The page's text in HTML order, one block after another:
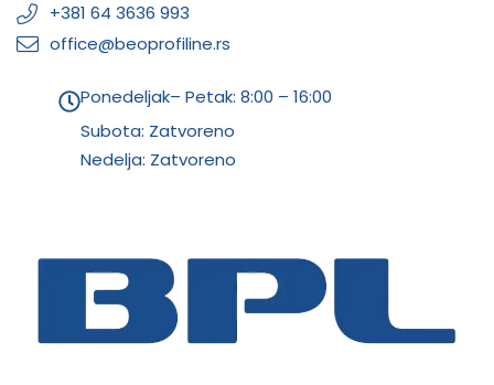
+381 64 3636 993
office@beoprofiline.rs
Ponedeljak– Petak: 8:00 – 16:00
Subota: Zatvoreno
Nedelja: Zatvoreno